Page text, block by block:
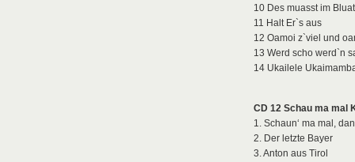
10 Des muasst im
11 Halt Er`s aus
12 Oamoi z`viel und
13 Werd scho werd`n
14 Ukailele
CD 12 Schau ma mal
1. Schaun‘ ma mal,
2. Der letzte Bayer
3. Anton aus Tirol